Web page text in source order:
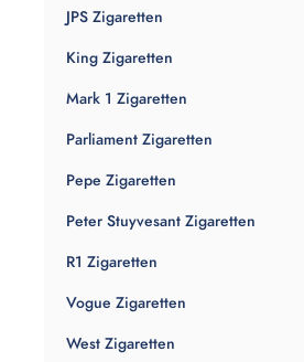
JPS Zigaretten
King Zigaretten
Mark 1 Zigaretten
Parliament Zigaretten
Pepe Zigaretten
Peter Stuyvesant Zigaretten
R1 Zigaretten
Vogue Zigaretten
West Zigaretten